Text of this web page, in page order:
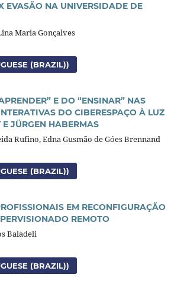
EVASÃO NA UNIVERSIDADE DE
Maria Gonçalves
(BRAZIL))
E DO “ENSINAR” NAS
DO CIBERESPAÇO À LUZ
E JÜRGEN HABERMAS
Rufino, Edna Gusmão de Góes Brennand
(BRAZIL))
EM RECONFIGURAÇÃO
REMOTO
Baladeli
(BRAZIL))